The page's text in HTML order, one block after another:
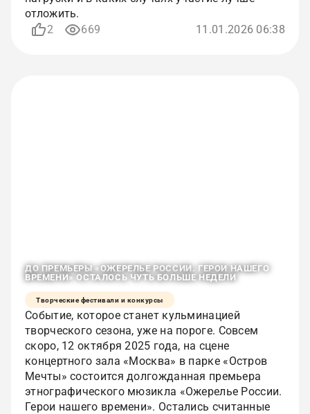
отложить.
2
669 11.01.2026 06:38
ДО ПРЕМЬЕРЫ «ОЖЕРЕЛЬЕ РОССИИ. ГЕРОИ НАШЕГО
ВРЕМЕНИ» ОСТАЛОСЬ ЧУТЬ БОЛЬШЕ НЕДЕЛИ
Творческие фестивали и конкурсы
Событие, которое станет кульминацией
творческого сезона, уже на пороге. Совсем
скоро, 12 октября 2025 года, на сцене
концертного зала «Москва» в парке «Остров
Мечты» состоится долгожданная премьера
этнографического мюзикла «Ожерелье России.
Герои нашего времени». Остались считанные